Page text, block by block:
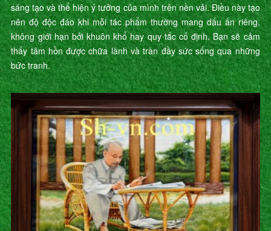
sáng tạo và thể hiện ý tưởng của mình trên nền vải. Điều này tạo
nên độ độc đáo khi mỗi tác phẩm thường mang dấu ấn riêng,
không giới hạn bởi khuôn khổ hay quy tắc cố định. Bạn sẽ cảm
thấy tâm hồn được chữa lành và tràn đầy sức sống qua những
bức tranh.